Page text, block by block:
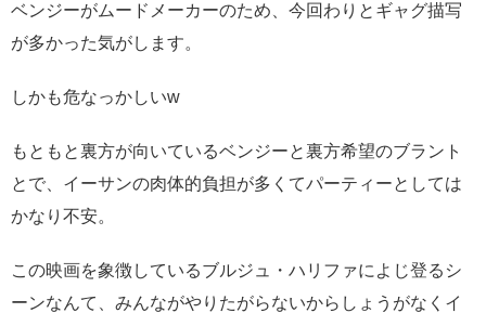
ベンジーがムードメーカーのため、今回わりとギャグ描写
が多かった気がします。
しかも危なっかしいw
もともと裏方が向いているベンジーと裏方希望のブラント
とで、イーサンの肉体的負担が多くてパーティーとしては
かなり不安。
この映画を象徴しているブルジュ・ハリファによじ登るシ
ーンなんて、みんながやりたがらないからしょうがなくイ